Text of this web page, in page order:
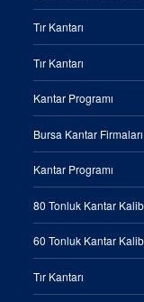
Tır Kantarı
Tır Kantarı
Kantar Programı
Bursa Kantar Firmaları
Kantar Programı
80 Tonluk Kantar
60 Tonluk Kantar
Tır Kantarı